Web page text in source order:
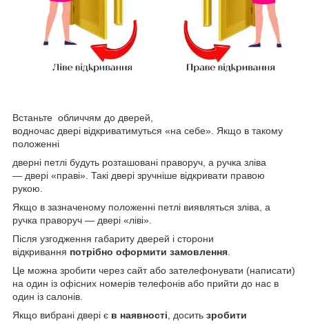
Встаньте обличчям до дверей,
водночас двері відкриватимуться «на себе». Якщо в такому
положенні
дверні петлі будуть розташовані праворуч, а ручка зліва
— двері «праві». Такі двері зручніше відкривати правою
рукою.
Якщо в зазначеному положенні петлі виявляться зліва, а
ручка праворуч — двері «ліві».
Після узгодження габариту дверей і сторони
відкривання потрібно оформити замовлення
Це можна зробити через сайт або зателефонувати (написати)
на один із офісних номерів телефонів або прийти до нас в
один із салонів.
Якщо вибрані двері є в наявності , досить зробити